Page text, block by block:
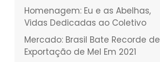
Homenagem: Eu e as Abelhas,
Vidas Dedicadas ao Coletivo
Mercado: Brasil Bate Recorde de
Exportação de Mel Em 2021